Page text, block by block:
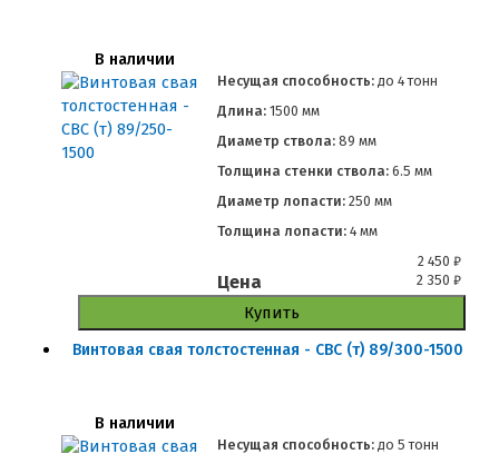
В наличии
Несущая способность: до 4 тонн
Длина:1500 мм
Диаметр ствола:89 мм
Толщина стенки ствола:6.5 мм
Диаметр лопасти:250 мм
Толщина лопасти:4 мм
2 450₽
Цена 2 350₽
Купить
Винтовая свая толстостенная - СВС (т) 89/300-1500
В наличии
Несущая способность: до 5 тонн